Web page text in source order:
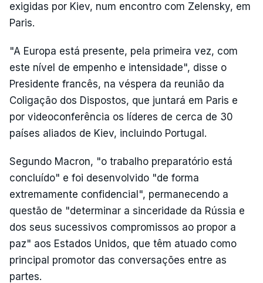
exigidas por Kiev, num encontro com Zelensky, em
Paris.
"A Europa está presente, pela primeira vez, com
este nível de empenho e intensidade", disse o
Presidente francês, na véspera da reunião da
Coligação dos Dispostos, que juntará em Paris e
por videoconferência os líderes de cerca de 30
países aliados de Kiev, incluindo Portugal.
Segundo Macron, "o trabalho preparatório está
concluído" e foi desenvolvido "de forma
extremamente confidencial", permanecendo a
questão de "determinar a sinceridade da Rússia e
dos seus sucessivos compromissos ao propor a
paz" aos Estados Unidos, que têm atuado como
principal promotor das conversações entre as
partes.